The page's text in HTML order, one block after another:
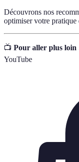
Découvrons nos
optimiser votre pratique
📺 Pour aller plus loin
YouTube